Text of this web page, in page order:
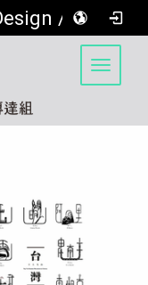
Dept. of Digital Media Design / Visual Communication Design Program, Asia University
Toggle